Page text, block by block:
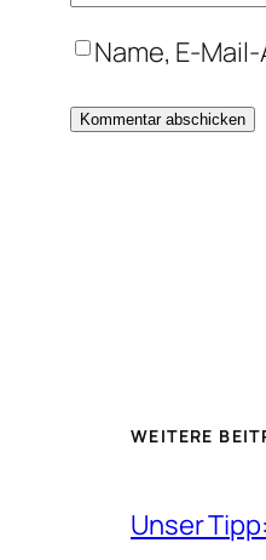
Name, E-
WEITERE
Unser